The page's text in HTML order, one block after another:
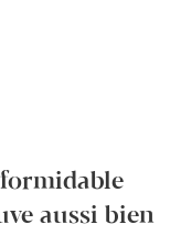
aussi bien